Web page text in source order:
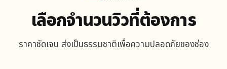
เลือกจำนวนวิวที่ต้องการ
ราคาชัดเจน ส่งเป็นธรรมชาติเพื่อความปลอดภัยของช่อง